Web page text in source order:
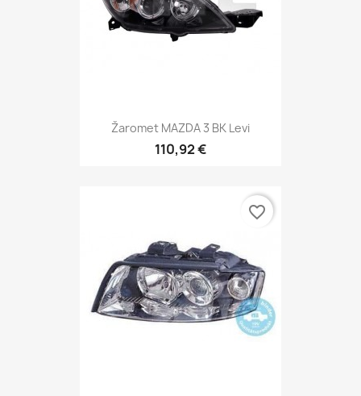
Žaromet MAZDA 3 BK Levi
110,92 €
favorite_border